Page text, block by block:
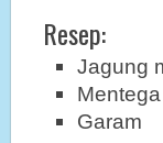
Resep:
Jagung
Mentega
Garam